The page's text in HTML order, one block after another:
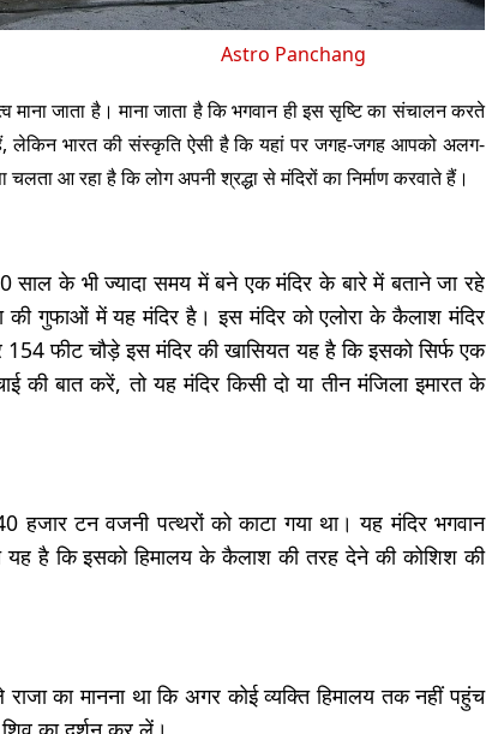
Astro Panchang
माना जाता है। माना जाता है कि भगवान ही इस सृष्टि का संचालन करते
लेकिन भारत की संस्कृति ऐसी है कि यहां पर जगह-जगह आपको अलग-
आ रहा है कि लोग अपनी श्रद्धा से मंदिरों का निर्माण करवाते हैं।
के भी ज्यादा समय में बने एक मंदिर के बारे में बताने जा रहे
की गुफाओं में यह मंदिर है। इस मंदिर को एलोरा के कैलाश मंदिर
फीट चौड़े इस मंदिर की खासियत यह है कि इसको सिर्फ एक
की बात करें, तो यह मंदिर किसी दो या तीन मंजिला इमारत के
हजार टन वजनी पत्थरों को काटा गया था। यह मंदिर भगवान
यह है कि इसको हिमालय के कैलाश की तरह देने की कोशिश की
राजा का मानना था कि अगर कोई व्यक्ति हिमालय तक नहीं पहुंच